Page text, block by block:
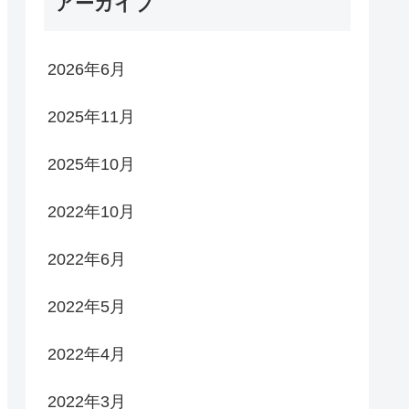
2026年6月
2025年11月
2025年10月
2022年10月
2022年6月
2022年5月
2022年4月
2022年3月